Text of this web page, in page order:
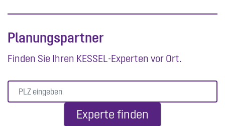
Planungspartner
Finden Sie Ihren KESSEL-Experten vor Ort.